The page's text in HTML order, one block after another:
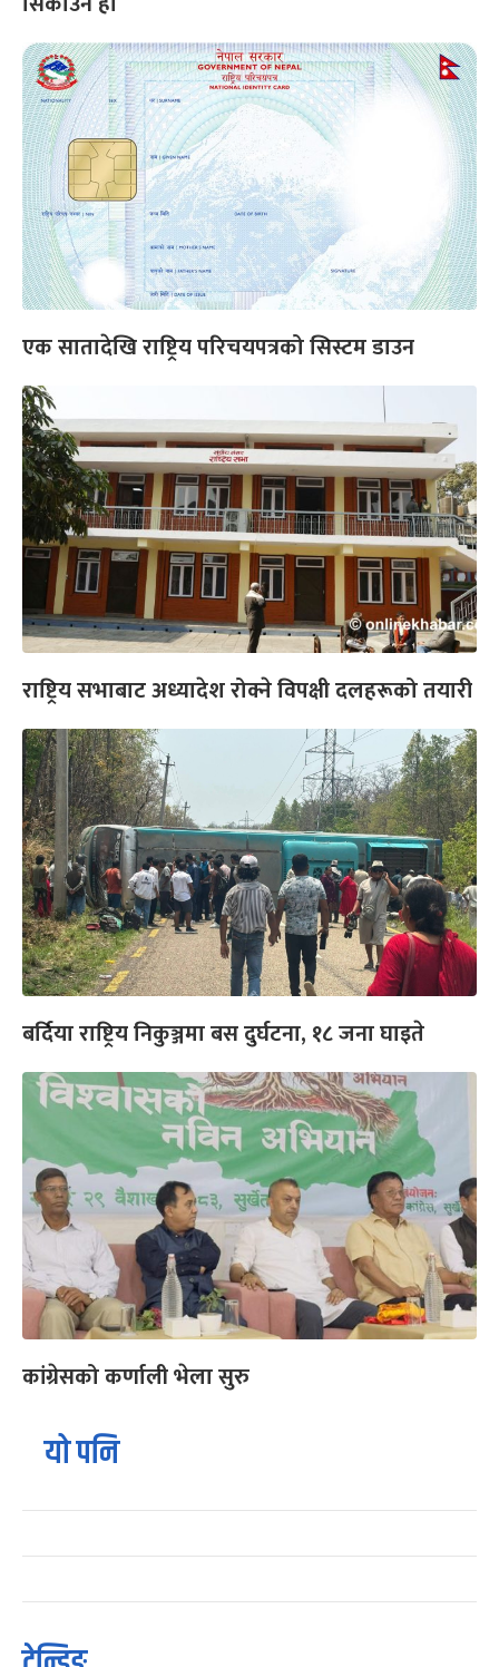
एक सातादेखि राष्ट्रिय परिचयपत्रको सिस्टम डाउन
राष्ट्रिय सभाबाट अध्यादेश रोक्ने विपक्षी दलहरूको तयारी
बर्दिया राष्ट्रिय निकुञ्जमा बस दुर्घटना, १८ जना घाइते
कांग्रेसको कर्णाली भेला सुरु
यो पनि